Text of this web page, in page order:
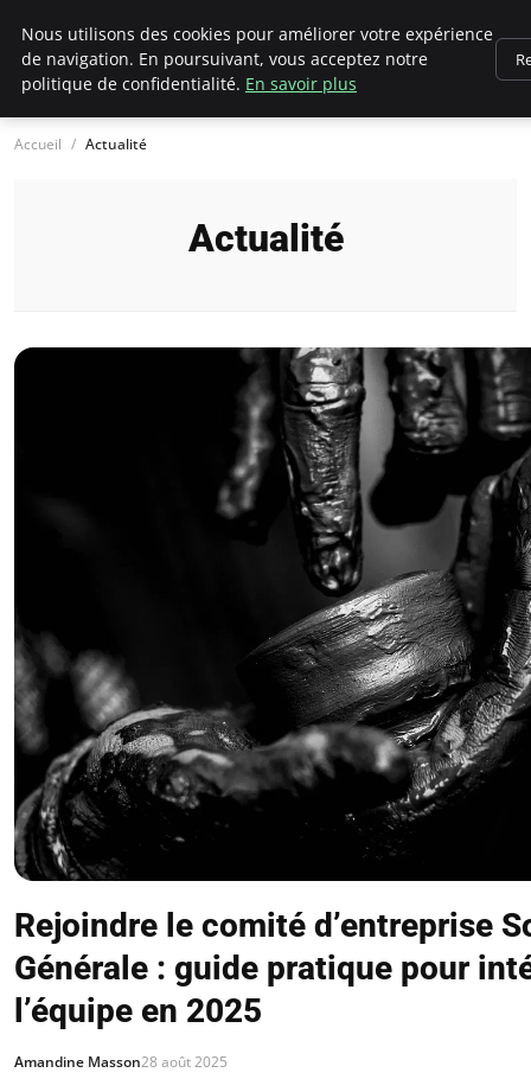
Chasseur De Tête
Accueil Actualité
Actualité
Rejoindre le comité d’entreprise
Générale : guide pratique pour
l’équipe en 2025
Amandine Masson28 août 2025
Nous utilisons des cookies pour améliorer votre expérience
de navigation. En poursuivant, vous acceptez notre
politique de confidentialité. En savoir plus